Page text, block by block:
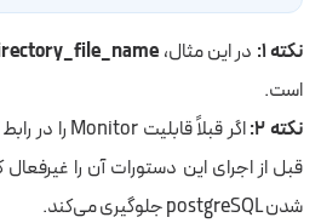
نکته ۱: در این مثال،
است.
نکته ۲:
شدن postgreSQL جلوگیری می‌کند.